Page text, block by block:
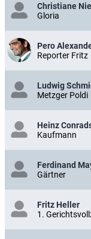
Christiane
Gloria
Pero
Reporter Fritz
Ludwig
Metzger Poldi
Heinz
Kaufmann
Ferdinand
Gärtner
Fritz Heller
1.